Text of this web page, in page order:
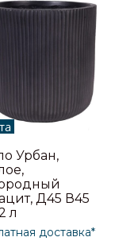
Урбан,
Д45 В45
л
доставка*